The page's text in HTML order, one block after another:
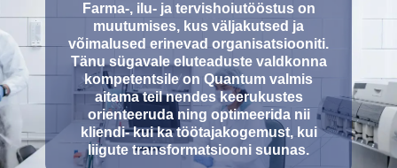
Farma-, ilu- ja tervishoiutööstus on
muutumises, kus väljakutsed ja
võimalused erinevad organisatsiooniti.
Tänu sügavale eluteaduste valdkonna
kompetentsile on Quantum valmis
aitama teil nendes keerukustes
orienteeruda ning optimeerida nii
kliendi- kui ka töötajakogemust, kui
liigute transformatsiooni suunas.